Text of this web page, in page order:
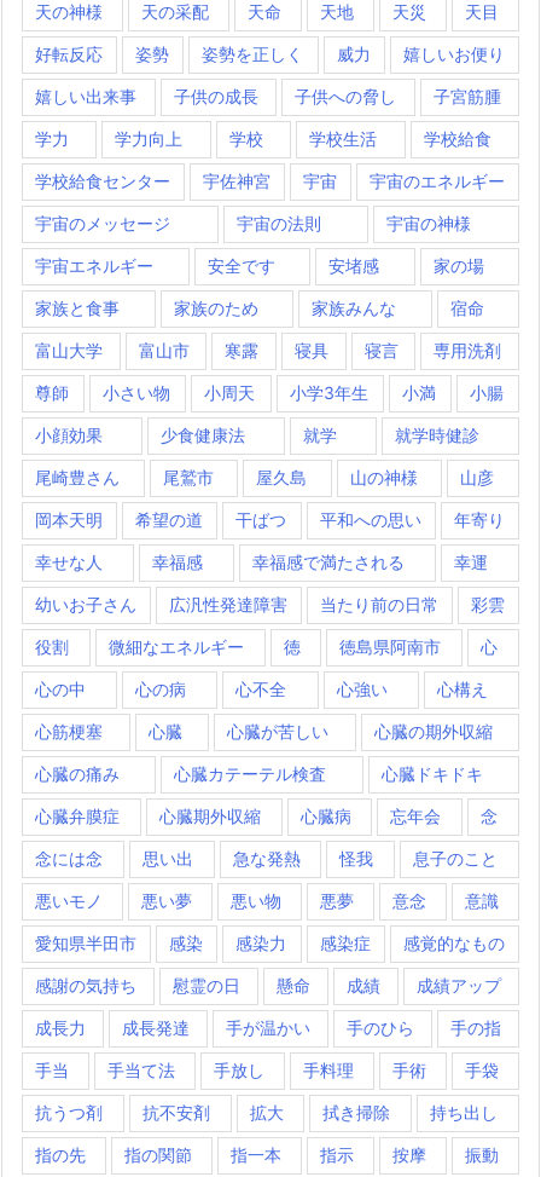
天の神様 天の采配 天命 天地 天災 天目
好転反応 姿勢 姿勢を正しく 威力 嬉しいお便り
嬉しい出来事 子供の成長 子供への脅し 子宮筋腫
学力 学力向上 学校 学校生活 学校給食
学校給食センター 宇佐神宮 宇宙 宇宙のエネルギー
宇宙のメッセージ 宇宙の法則 宇宙の神様
宇宙エネルギー 安全です 安堵感 家の場
家族と食事 家族のため 家族みんな 宿命
富山大学 富山市 寒露 寝具 寝言 専用洗剤
尊師 小さい物 小周天 小学3年生 小満 小腸
小顔効果 少食健康法 就学 就学時健診
尾崎豊さん 尾鷲市 屋久島 山の神様 山彦
岡本天明 希望の道 干ばつ 平和への思い 年寄り
幸せな人 幸福感 幸福感で満たされる 幸運
幼いお子さん 広汎性発達障害 当たり前の日常 彩雲
役割 微細なエネルギー 徳 徳島県阿南市 心
心の中 心の病 心不全 心強い 心構え
心筋梗塞 心臓 心臓が苦しい 心臓の期外収縮
心臓の痛み 心臓カテーテル検査 心臓ドキドキ
心臓弁膜症 心臓期外収縮 心臓病 忘年会 念
念には念 思い出 急な発熱 怪我 息子のこと
悪いモノ 悪い夢 悪い物 悪夢 意念 意識
愛知県半田市 感染 感染力 感染症 感覚的なもの
感謝の気持ち 慰霊の日 懸命 成績 成績アップ
成長力 成長発達 手が温かい 手のひら 手の指
手当 手当て法 手放し 手料理 手術 手袋
抗うつ剤 抗不安剤 拡大 拭き掃除 持ち出し
指の先 指の関節 指一本 指示 按摩 振動